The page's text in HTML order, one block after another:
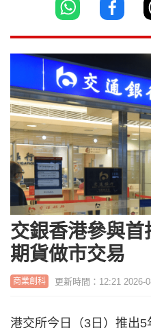
交銀香港參與
期貨做市交易
商業創科 更新時間：12:21 2026-
港交所今日（3日）推出